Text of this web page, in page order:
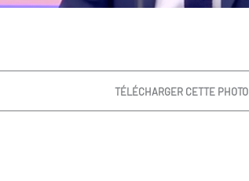
TÉLÉCHARGER CETTE PHOTO